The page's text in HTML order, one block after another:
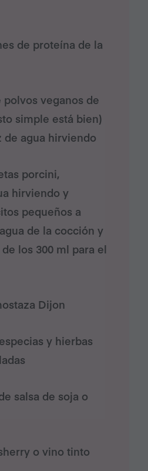
de proteína de la
veganos de
simple está bien)
de agua hirviendo
porcini,
hirviendo y
pequeños a
de la cocción y
los 300 ml para el
Dijon
y hierbas
salsa de soja o
o vino tinto